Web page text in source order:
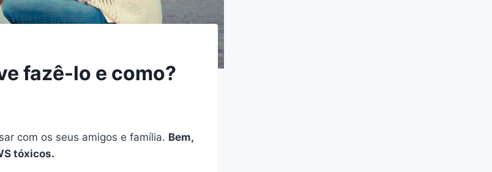
fazê-lo e como?
com os seus amigos e família. Bem,
tóxicos.